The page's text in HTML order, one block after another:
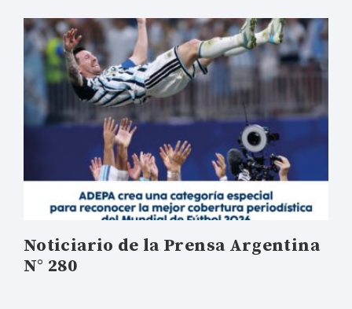
Noticiario de la Prensa Argentina
N° 280